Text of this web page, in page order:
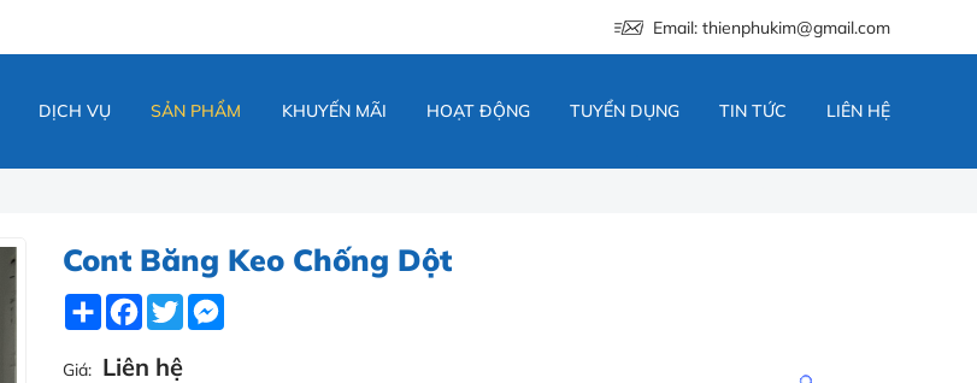
Email: thienphukim@gmail.com
DỊCH VỤ SẢN PHẨM KHUYẾN MÃI HOẠT ĐỘNG TUYỂN DỤNG TIN TỨC LIÊN HỆ
Cont Băng Keo Chống Dột
ShareFacebook
TwitterMessenger
Giá: Liên hệ